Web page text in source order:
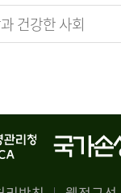
건강한 사회